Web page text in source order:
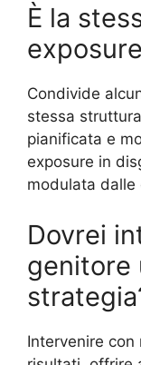
È la
Condivide
stessa
pianificata e
exposure in
modulata dalle
Dovrei
genitore
Intervenire con